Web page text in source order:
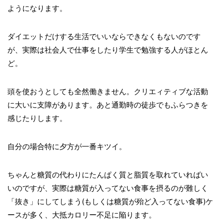
ようになります。
ダイエットだけする生活でいいならできなくもないのです
が、実際は社会人で仕事をしたり学生で勉強する人がほとん
ど。
頭を使おうとしても全然働きません。クリエィティブな活動
に大いに支障があります。あと通勤時の徒歩でもふらつきを
感じたりします。
自分の場合特に夕方が一番キツイ。
ちゃんと糖質の代わりにたんぱく質と脂質を取れていればい
いのですが、実際は糖質が入ってない食事を摂るのが難しく
「抜き」にしてしまう(もしくは糖質が殆ど入ってない食事)ケ
ースが多く、大抵カロリー不足に陥ります。